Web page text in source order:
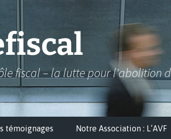
fiscal – la lutte pour l'abolition
témoignages Notre Association : L’AVF